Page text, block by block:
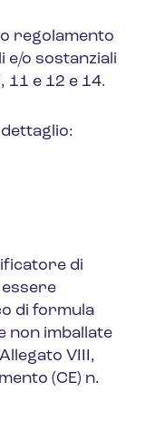
regolamento
o sostanziali
11 e 12 e 14.
di
essere
di formula
non imballate
VIII,
(CE) n.